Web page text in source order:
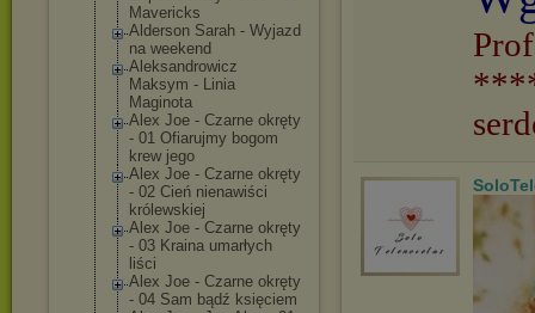
Mavericks
Alderson Sarah - Wyjazd
na weekend
Aleksandrowicz
Maksym - Linia
Maginota
Alex Joe - Czarne okręty
- 01 Ofiarujmy bogom
krew jego
Alex Joe - Czarne okręty
- 02 Cień nienawiści
królewskiej
Alex Joe - Czarne okręty
- 03 Kraina umarłych
liści
Alex Joe - Czarne okręty
- 04 Sam bądź księciem